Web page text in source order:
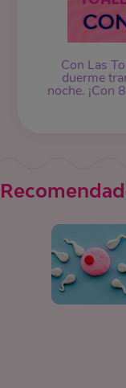
Con Las
duerme
noche. ¡Con